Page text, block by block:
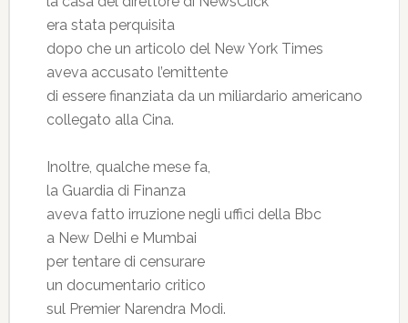
era stata perquisita
dopo che un articolo del New York Times
aveva accusato l’emittente
di essere finanziata da un miliardario americano
collegato alla Cina.
Inoltre, qualche mese fa,
la Guardia di Finanza
aveva fatto irruzione negli uffici della Bbc
a New Delhi e Mumbai
per tentare di censurare
un documentario critico
sul Premier Narendra Modi.